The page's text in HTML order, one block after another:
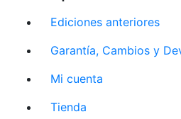
Ediciones anteriores
Garantía, Cambios y
Mi cuenta
Tienda